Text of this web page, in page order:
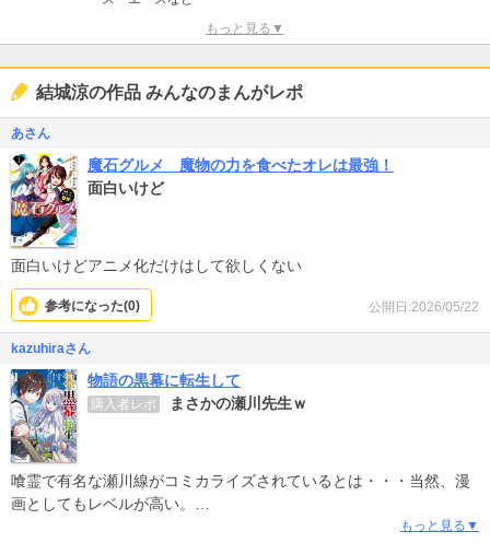
もっと見る▼
結城涼の作品 みんなのまんがレポ
あさん
魔石グルメ 魔物の力を食べたオレは最強！
面白いけど
面白いけどアニメ化だけはして欲しくない
公開日:2026/05/22
参考になった(0)
kazuhiraさん
物語の黒幕に転生して
購入者レポ まさかの瀬川先生ｗ
喰霊で有名な瀬川線がコミカライズされているとは・・・当然、漫
画としてもレベルが高い。
内容も骨太な大河ファンタジーって感じで、面白いです。もっと見る▼